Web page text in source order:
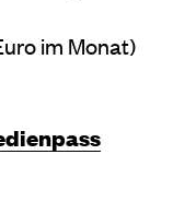
im Monat)